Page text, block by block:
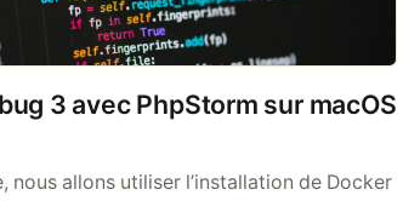
3 avec PhpStorm sur macOS
nous allons utiliser l’installation de Docker